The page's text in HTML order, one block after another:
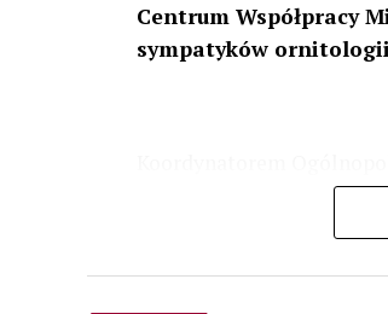
Centrum Współpracy
sympatyków ornitologii
odbędzie się w dniach24